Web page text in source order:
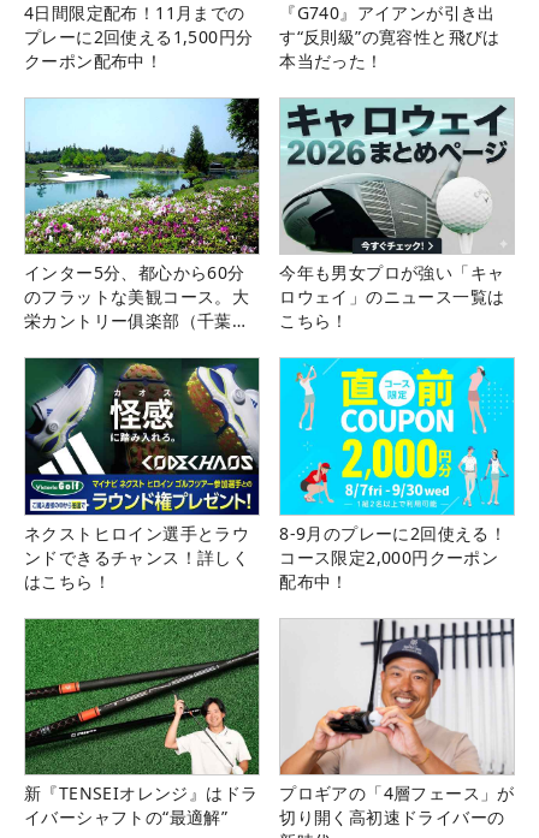
4日間限定配布！11月までの
プレーに2回使える1,500円分
クーポン配布中！
『G740』アイアンが引き出
す“反則級”の寛容性と飛びは
本当だった！
インター5分、都心から60分
のフラットな美観コース。大
栄カントリー俱楽部（千葉
今年も男女プロが強い「キャ
ロウェイ」のニュース一覧は
こちら！
ネクストヒロイン選手とラウ
ンドできるチャンス！詳しく
はこちら！
8-9月のプレーに2回使える！
コース限定2,000円クーポン
配布中！
新『TENSEIオレンジ』はドラ
イバーシャフトの“最適解”
プロギアの「4層フェース」が
切り開く高初速ドライバーの